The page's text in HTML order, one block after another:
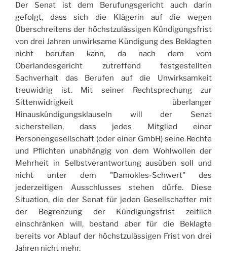
Der Senat ist dem Berufungsgericht auch darin
gefolgt, dass sich die Klägerin auf die wegen
Überschreitens der höchstzulässigen Kündigungsfrist
von drei Jahren unwirksame Kündigung des Beklagten
nicht berufen kann, da nach dem vom
Oberlandesgericht zutreffend festgestellten
Sachverhalt das Berufen auf die Unwirksamkeit
treuwidrig ist. Mit seiner Rechtsprechung zur
Sittenwidrigkeit überlanger
Hinauskündigungsklauseln will der Senat
sicherstellen, dass jedes Mitglied einer
Personengesellschaft (oder einer GmbH) seine Rechte
und Pflichten unabhängig von dem Wohlwollen der
Mehrheit in Selbstverantwortung ausüben soll und
nicht unter dem "Damokles-Schwert" des
jederzeitigen Ausschlusses stehen dürfe. Diese
Situation, die der Senat für jeden Gesellschafter mit
der Begrenzung der Kündigungsfrist zeitlich
einschränken will, bestand aber für die Beklagte
bereits vor Ablauf der höchstzulässigen Frist von drei
Jahren nicht mehr.